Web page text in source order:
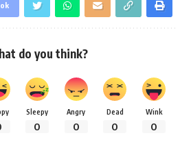
do you think?
Sleepy
0
Angry
0
Dead
0
Wink
0